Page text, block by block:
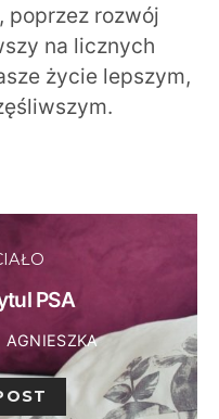
poprzez rozwój
na licznych
życie lepszym,
PSA
AGNIESZKA